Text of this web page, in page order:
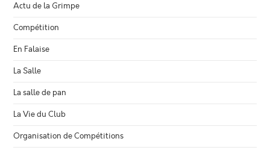
Actu de la Grimpe
Compétition
En Falaise
La Salle
La salle de pan
La Vie du Club
Organisation de Compétitions